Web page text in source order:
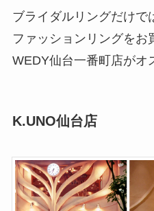
ブライダルリングだけで
ファッションリングをお
WEDY仙台一番町店がオ
K.UNO仙台店